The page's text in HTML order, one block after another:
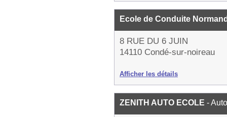
Ecole de Conduite
8 RUE DU 6 JUIN
14110 Condé-sur-noireau
Afficher les détails
ZENITH AUTO ECOLE -